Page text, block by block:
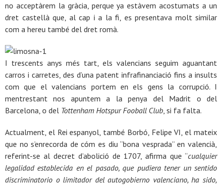
no acceptàrem la gràcia, perque ya estàvem acostumats a un
dret castellà que, al cap i a la fi, es presentava molt similar
com a hereu també del dret romà.
I trescents anys més tart, els valencians seguim aguantant
carros i carretes, des d’una patent infrafinanciació fins a insults
com que el valencians portem en els gens la corrupció. I
mentrestant nos apuntem a la penya del Madrit o del
Barcelona, o del Tottenham Hotspur Fooball Club, si fa falta.
Actualment, el Rei espanyol, també Borbó, Felipe VI, el mateix
que no s’enrecorda de cóm es diu “bona vesprada” en valencià,
referint-se al decret d’abolició de 1707, afirma que “cualquier
legalidad establecida en el pasado, que pudiera tener un sentido
discriminatorio o limitador del autogobierno valenciano, ha sido,